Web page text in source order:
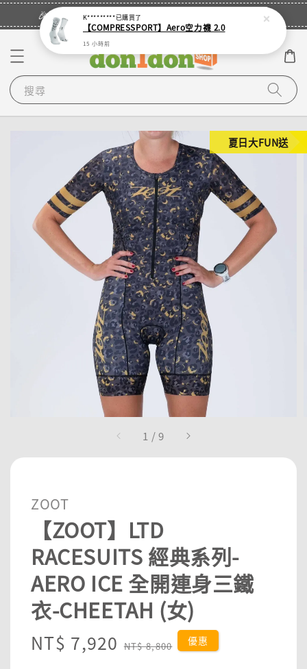
🎉登入會員・領取您的專屬折扣券！
搜尋
1 /9
夏日大FUN送
ZOOT
【ZOOT】LTD
RACESUITS 經典系列-
AERO ICE 全開連身三鐵
衣-CHEETAH (女)
Sale
NT$ 7,920 Regular
NT$ 8,800 優惠
K*********已購買了
【COMPRESSPORT】Aero空力襪 2.0
15 小時前